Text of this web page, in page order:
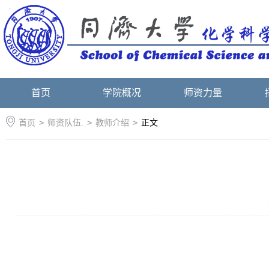
首页 学院概况 师资力量
首页 > 师资队伍. > 教师介绍 > 正文